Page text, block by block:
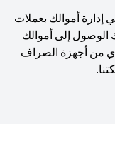
أموالك بعملات
الوصول إلى أموالك
من أجهزة الصراف